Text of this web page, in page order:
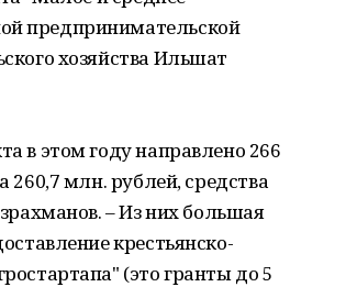
предпринимательской
хозяйства Ильшат
в этом году направлено 266
млн. рублей, средства
– Из них большая
крестьянско-
(это гранты до 5